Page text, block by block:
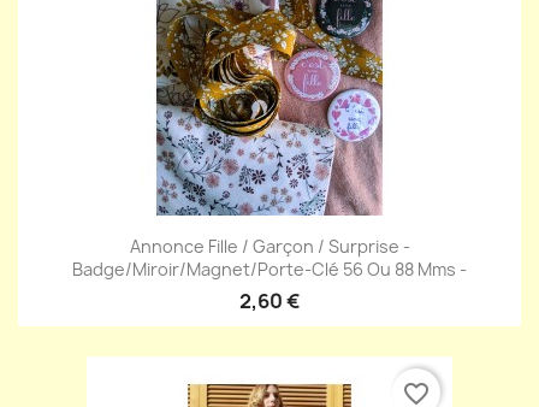
Annonce Fille / Garçon / Surprise -
Badge/miroir/magnet/Porte-Clé 56 Ou 88 Mms -
2,60 €
favorite_border